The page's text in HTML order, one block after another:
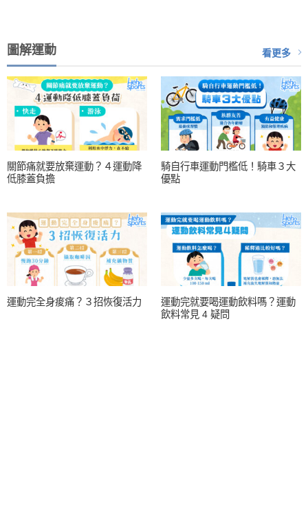
圖解運動 看更多
關節痛就要放棄運動？４運動降
低膝蓋負擔
騎自行車運動門檻低！騎車３大
優點
運動完全身痠痛？３招恢復活力
運動完就要喝運動飲料嗎？運動
飲料常見 4 疑問